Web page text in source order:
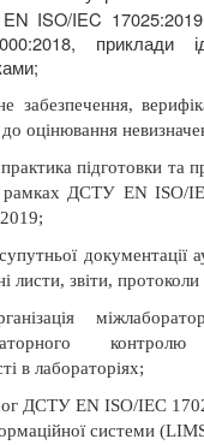
ISO/IEC
приклади
забезпечення,
оцінювання
підготовки та
рамках ДСТУ EN ISO/
документації
листи, звіти, протоколи
в лабораторіях;
ДСТУ EN ISO/IEC
системи (